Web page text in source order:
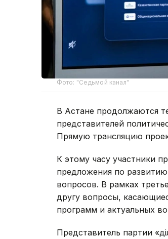
Фото: "Седьмой канал"
В Астане продолжаются
представителей
Прямую трансляцию
К этому часу участники
предложения по
вопросов. В рамках
другу вопросы,
программ и актуальных
Представитель партии